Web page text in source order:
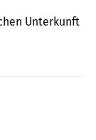
Unterkunft